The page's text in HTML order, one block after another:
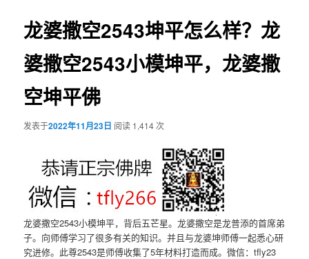
龙婆撒空2543坤平怎么样？龙
婆撒空2543小模坤平，龙婆撒
空坤平佛
发表于2022年11月23日 阅读 1,414 次
龙婆撒空2543小模坤平，背后五芒星。龙婆撒空是龙普添的首席弟
子。向师傅学习了很多有关的知识。并且与龙婆坤师傅一起悉心研
究进修。此尊2543是师傅收集了5年材料打造而成。微信：tfly23